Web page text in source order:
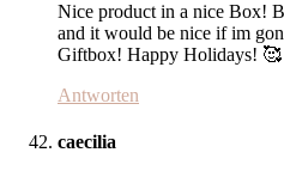
Nice product in a nice Box!
and it would be nice if im
Giftbox! Happy Holidays! 🥰
Antworten
caecilia